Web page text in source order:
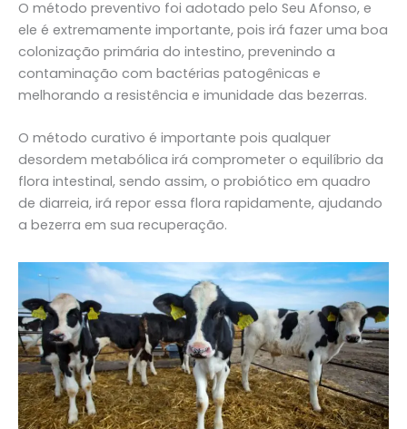
O método preventivo foi adotado pelo Seu Afonso, e
ele é extremamente importante, pois irá fazer uma boa
colonização primária do intestino, prevenindo a
contaminação com bactérias patogênicas e
melhorando a resistência e imunidade das bezerras.
O método curativo é importante pois qualquer
desordem metabólica irá comprometer o equilíbrio da
flora intestinal, sendo assim, o probiótico em quadro
de diarreia, irá repor essa flora rapidamente, ajudando
a bezerra em sua recuperação.